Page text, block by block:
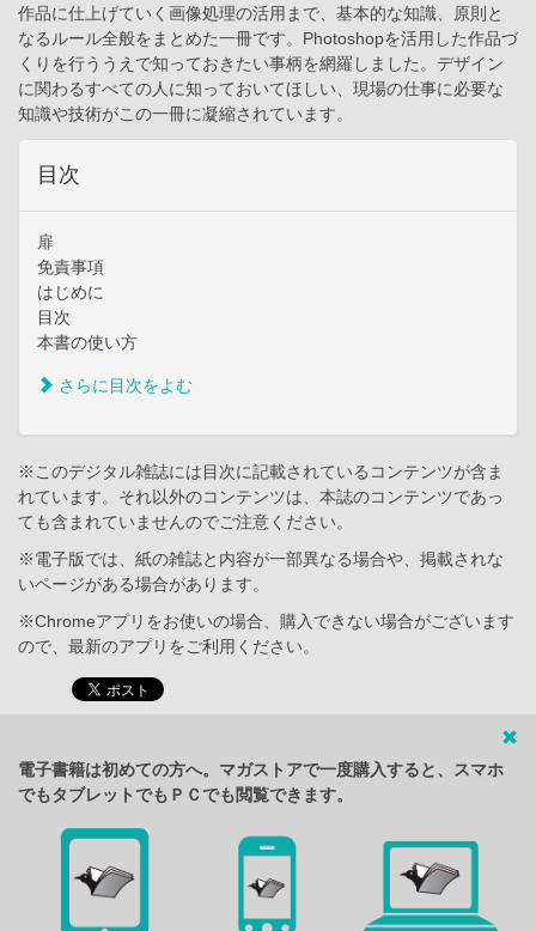
作品に仕上げていく画像処理の活用まで、基本的な知識、原則と
なるルール全般をまとめた一冊です。Photoshopを活用した作品づ
くりを行ううえで知っておきたい事柄を網羅しました。デザイン
に関わるすべての人に知っておいてほしい、現場の仕事に必要な
知識や技術がこの一冊に凝縮されています。
目次
扉
免責事項
はじめに
目次
本書の使い方
さらに目次をよむ
※このデジタル雑誌には目次に記載されているコンテンツが含ま
れています。それ以外のコンテンツは、本誌のコンテンツであっ
ても含まれていませんのでご注意ください。
※電子版では、紙の雑誌と内容が一部異なる場合や、掲載されな
いページがある場合があります。
※Chromeアプリをお使いの場合、購入できない場合がございます
ので、最新のアプリをご利用ください。
電子書籍は初めての方へ。マガストアで一度購入すると、スマホ
でもタブレットでもＰＣでも閲覧できます。